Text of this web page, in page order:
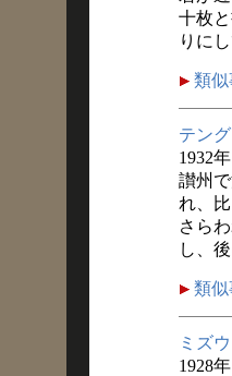
十枚
りに
類似
テン
1932
讃州
れ、
さら
し、
類似
ミズ
1928